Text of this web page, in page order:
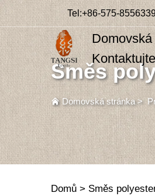
Tel:+86-575-
Směs
Domovská stránka>
Domů > Směs